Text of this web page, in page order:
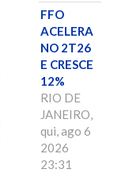
FFO
ACELERA
NO 2T26
E CRESCE
12%
RIO DE
JANEIRO,
qui, ago 6
2026
23:31